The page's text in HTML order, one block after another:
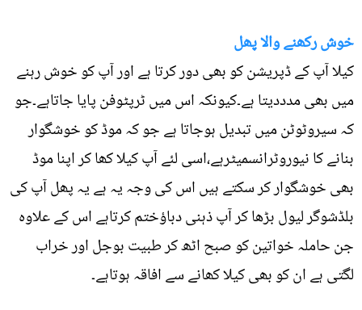
خوش رکھنے والا پھل
کیلا آپ کے ڈپریشن کو بھی دور کرتا ہے اور آپ کو خوش رہنے
میں بھی مدددیتا ہے۔کیونکہ اس میں ٹرپٹوفن پایا جاتاہے۔جو
کہ سیروٹوٹن میں تبدیل ہوجاتا ہے جو کہ موڈ کو خوشگوار
بنانے کا نیوروٹرانسمیٹرہے،اسی لئے آپ کیلا کھا کر اپنا موڈ
بھی خوشگوار کر سکتے ہیں اس کی وجہ یہ ہے یہ پھل آپ کی
بلڈشوگر لیول بڑھا کر آپ ذہنی دباؤختم کرتاہے اس کے علاوہ
جن حاملہ خواتین کو صبح اٹھ کر طبیت بوجل اور خراب
لگتی ہے ان کو بھی کیلا کھانے سے افاقہ ہوتاہے۔